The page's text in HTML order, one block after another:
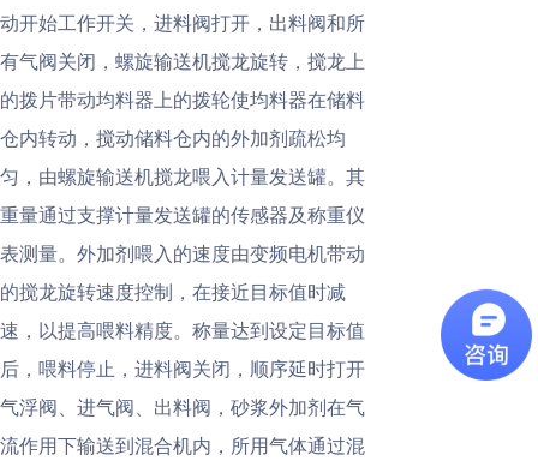
动开始工作开关，进料阀打开，出料阀和所
有气阀关闭，螺旋输送机搅龙旋转，搅龙上
的拨片带动均料器上的拨轮使均料器在储料
仓内转动，搅动储料仓内的外加剂疏松均
匀，由螺旋输送机搅龙喂入计量发送罐。其
重量通过支撑计量发送罐的传感器及称重仪
表测量。外加剂喂入的速度由变频电机带动
的搅龙旋转速度控制，在接近目标值时减
速，以提高喂料精度。称量达到设定目标值
后，喂料停止，进料阀关闭，顺序延时打开
气浮阀、进气阀、出料阀，砂浆外加剂在气
流作用下输送到混合机内，所用气体通过混